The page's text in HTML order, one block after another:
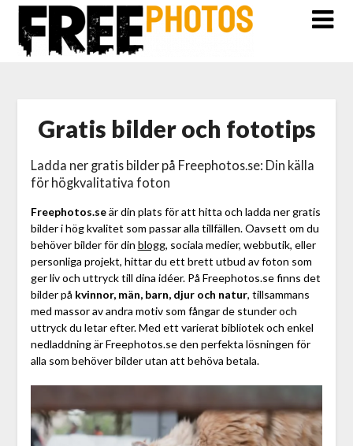
Gratis bilder och fototips
Ladda ner gratis bilder på Freephotos.se: Din källa
för högkvalitativa foton
Freephotos.seär din plats för att hitta och ladda ner gratis
bilder i hög kvalitet som passar alla tillfällen. Oavsett om du
behöver bilder för din blogg, sociala medier, webbutik, eller
personliga projekt, hittar du ett brett utbud av foton som
ger liv och uttryck till dina idéer. På Freephotos.se finns det
bilder på kvinnor, män, barn, djur och natur, tillsammans
med massor av andra motiv som fångar de stunder och
uttryck du letar efter. Med ett varierat bibliotek och enkel
nedladdning är Freephotos.se den perfekta lösningen för
alla som behöver bilder utan att behöva betala.